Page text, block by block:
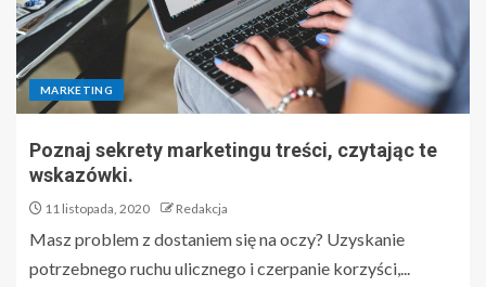
MARKETING
Poznaj sekrety marketingu treści, czytając te
wskazówki.
11 listopada, 2020 Redakcja
Masz problem z dostaniem się na oczy? Uzyskanie
potrzebnego ruchu ulicznego i czerpanie korzyści,...